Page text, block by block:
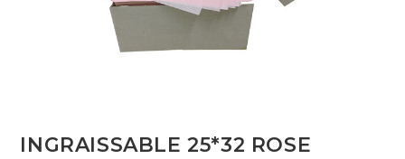
INGRAISSABLE 25*32 ROSE